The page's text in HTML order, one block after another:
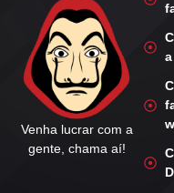
Venha lucrar com a
gente, chama aí!